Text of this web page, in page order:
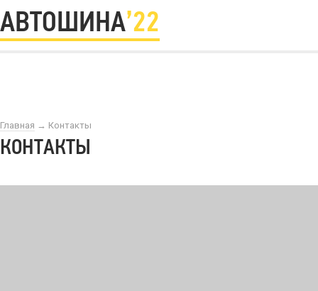
АВТОШИНА’22
Главная → Контакты
КОНТАКТЫ